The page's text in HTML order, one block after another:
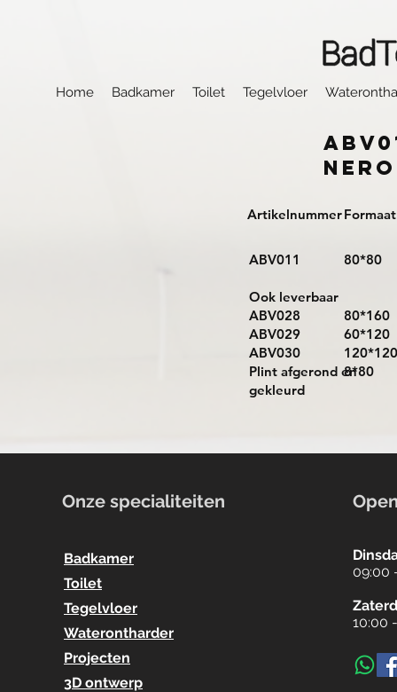
Home Badkamer Toilet Tegelvloer
Nero
ArtikelnummerFormaat
80*80
80*160
60*120
120*120
8*80
ABV011
Ook leverbaar
ABV028
ABV029
ABV030
Plint afgerond en
gekleurd
Onze specialiteiten
Badkamer
Toilet
Tegelvloer
Waterontharder
Projecten
3D ontwerp
09:00
10:00